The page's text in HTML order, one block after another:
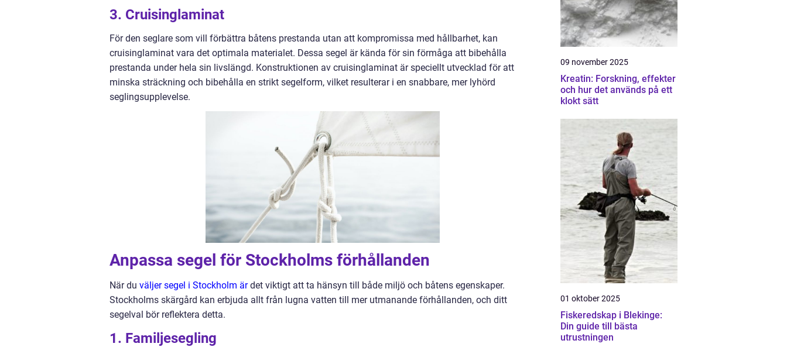
3. Cruisinglaminat
För den seglare som vill förbättra båtens prestanda utan att kompromissa med hållbarhet, kan
cruisinglaminat vara det optimala materialet. Dessa segel är kända för sin förmåga att bibehålla
prestanda under hela sin livslängd. Konstruktionen av cruisinglaminat är speciellt utvecklad för att
minska sträckning och bibehålla en strikt segelform, vilket resulterar i en snabbare, mer lyhörd
seglingsupplevelse.
Anpassa segel för Stockholms förhållanden
När du väljer segel i Stockholm ärdet viktigt att ta hänsyn till både miljö och båtens egenskaper.
Stockholms skärgård kan erbjuda allt från lugna vatten till mer utmanande förhållanden, och ditt
segelval bör reflektera detta.
1. Familjesegling
09 november 2025
Kreatin: Forskning, effekter
och hur det används på ett
klokt sätt
01 oktober 2025
Fiskeredskap i Blekinge:
Din guide till bästa
utrustningen